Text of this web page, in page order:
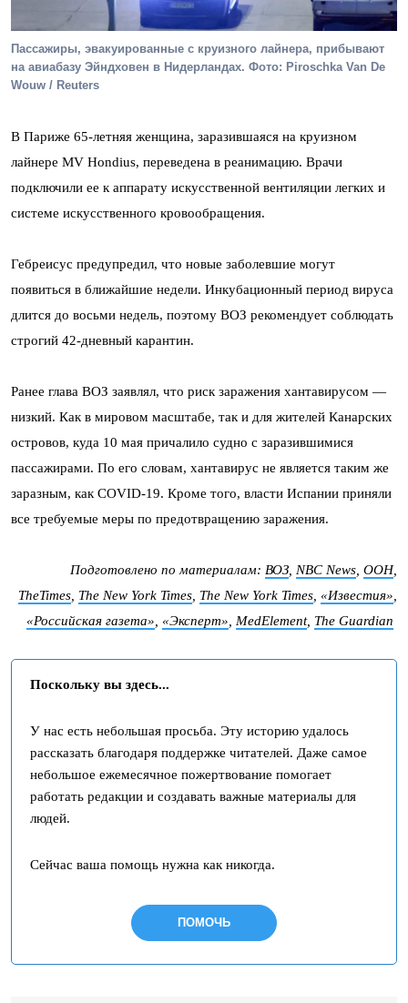
Пассажиры, эвакуированные с круизного лайнера, прибывают
на авиабазу Эйндховен в Нидерландах. Фото: Piroschka Van De
Wouw / Reuters
В Париже 65-летняя женщина, заразившаяся на круизном
лайнере MV Hondius, переведена в реанимацию. Врачи
подключили ее к аппарату искусственной вентиляции легких и
системе искусственного кровообращения.
Гебреисус предупредил, что новые заболевшие могут
появиться в ближайшие недели. Инкубационный период вируса
длится до восьми недель, поэтому ВОЗ рекомендует соблюдать
строгий 42-дневный карантин.
Ранее глава ВОЗ заявлял, что риск заражения хантавирусом —
низкий. Как в мировом масштабе, так и для жителей Канарских
островов, куда 10 мая причалило судно с заразившимися
пассажирами. По его словам, хантавирус не является таким же
заразным, как COVID-19. Кроме того, власти Испании приняли
все требуемые меры по предотвращению заражения.
Подготовлено по материалам: ВОЗ, NBC News, ООН,
TheTimes, The New York Times, The New York Times, «Известия»,
«Российская газета», «Эксперт», MedElement, The Guardian
Поскольку вы здесь...
У нас есть небольшая просьба. Эту историю удалось
рассказать благодаря поддержке читателей. Даже самое
небольшое ежемесячное пожертвование помогает
работать редакции и создавать важные материалы для
людей.
Сейчас ваша помощь нужна как никогда.
ПОМОЧЬ